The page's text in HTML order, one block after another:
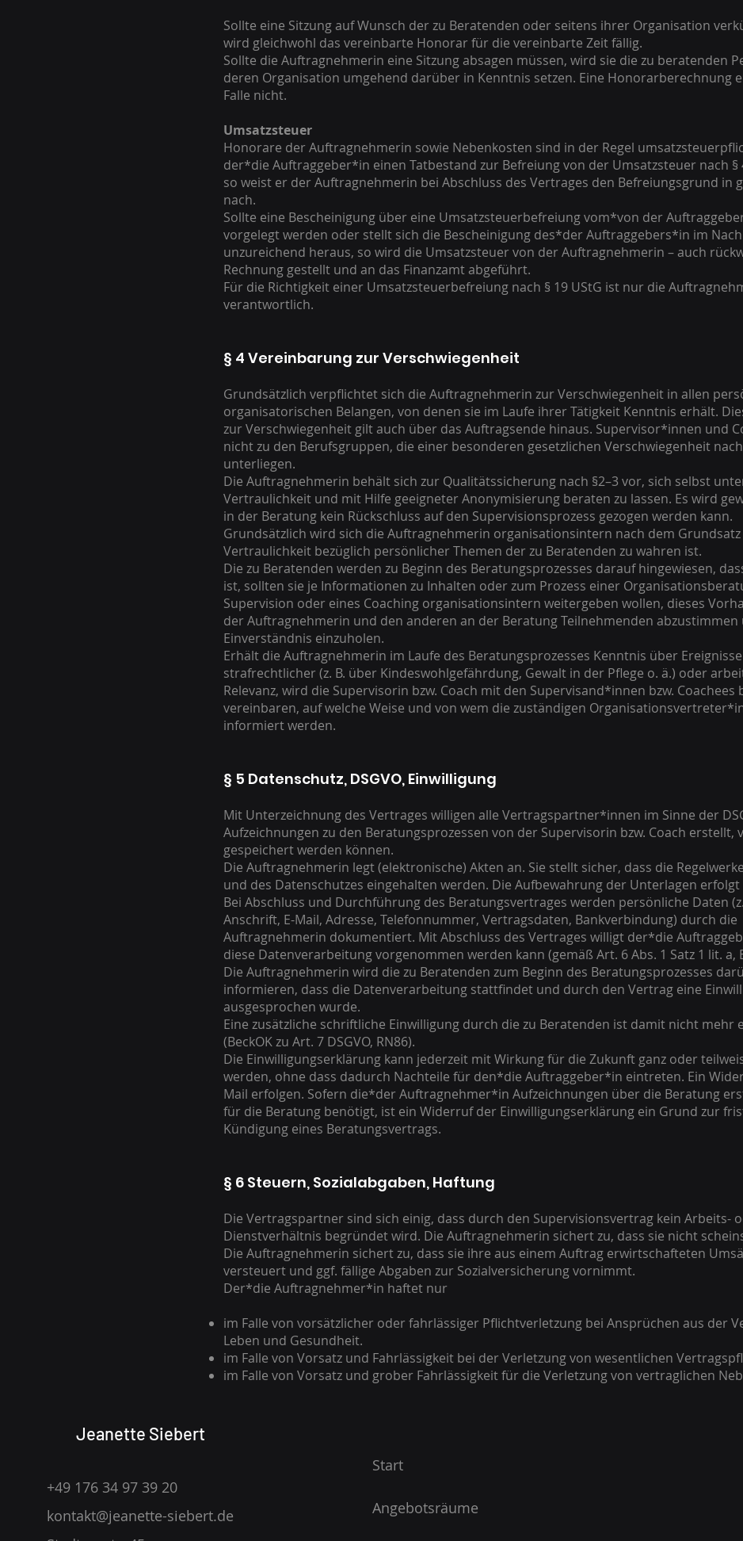
Sollte eine Sitzung auf Wunsch der zu Beratenden oder seitens ihrer Organisation
wird gleichwohl das vereinbarte Honorar für die vereinbarte Zeit fällig.
Sollte die Auftragnehmerin eine Sitzung absagen müssen, wird sie die zu beratenden
deren Organisation umgehend darüber in Kenntnis setzen. Eine Honorarberechnung
Falle nicht.
Umsatzsteuer
Honorare der Auftragnehmerin sowie Nebenkosten sind in der Regel
der*die Auftraggeber*in einen Tatbestand zur Befreiung von der Umsatzsteuer nach §
so weist er der Auftragnehmerin bei Abschluss des Vertrages den Befreiungsgrund in
nach.
Sollte eine Bescheinigung über eine Umsatzsteuerbefreiung vom*von der
vorgelegt werden oder stellt sich die Bescheinigung des*der Auftraggebers*in im
unzureichend heraus, so wird die Umsatzsteuer von der Auftragnehmerin – auch
Rechnung gestellt und an das Finanzamt abgeführt.
Für die Richtigkeit einer Umsatzsteuerbefreiung nach § 19 UStG ist nur die
verantwortlich.
§ 4 Vereinbarung zur Verschwiegenheit
Grundsätzlich verpflichtet sich die Auftragnehmerin zur Verschwiegenheit in allen
organisatorischen Belangen, von denen sie im Laufe ihrer Tätigkeit Kenntnis erhält.
zur Verschwiegenheit gilt auch über das Auftragsende hinaus. Supervisor*innen und
nicht zu den Berufsgruppen, die einer besonderen gesetzlichen Verschwiegenheit nach
unterliegen.
Die Auftragnehmerin behält sich zur Qualitätssicherung nach §2–3 vor, sich selbst
Vertraulichkeit und mit Hilfe geeigneter Anonymisierung beraten zu lassen. Es wird
in der Beratung kein Rückschluss auf den Supervisionsprozess gezogen werden kann.
Grundsätzlich wird sich die Auftragnehmerin organisationsintern nach dem
Vertraulichkeit bezüglich persönlicher Themen der zu Beratenden zu wahren ist.
Die zu Beratenden werden zu Beginn des Beratungsprozesses darauf hingewiesen,
ist, sollten sie je Informationen zu Inhalten oder zum Prozess einer
Supervision oder eines Coaching organisationsintern weitergeben wollen, dieses
der Auftragnehmerin und den anderen an der Beratung Teilnehmenden abzustimmen
Einverständnis einzuholen.
Erhält die Auftragnehmerin im Laufe des Beratungsprozesses Kenntnis über
strafrechtlicher (z. B. über Kindeswohlgefährdung, Gewalt in der Pflege o. ä.) oder
Relevanz, wird die Supervisorin bzw. Coach mit den Supervisand*innen bzw. Coachees
vereinbaren, auf welche Weise und von wem die zuständigen
informiert werden.
§ 5 Datenschutz, DSGVO, Einwilligung
Mit Unterzeichnung des Vertrages willigen alle Vertragspartner*innen im Sinne der
Aufzeichnungen zu den Beratungsprozessen von der Supervisorin bzw. Coach erstellt,
gespeichert werden können.
Die Auftragnehmerin legt (elektronische) Akten an. Sie stellt sicher, dass die
und des Datenschutzes eingehalten werden. Die Aufbewahrung der Unterlagen erfolgt
Bei Abschluss und Durchführung des Beratungsvertrages werden persönliche Daten
Anschrift, E-Mail, Adresse, Telefonnummer, Vertragsdaten, Bankverbindung) durch die
Auftragnehmerin dokumentiert. Mit Abschluss des Vertrages willigt der*die
diese Datenverarbeitung vorgenommen werden kann (gemäß Art. 6 Abs. 1 Satz 1 lit. a,
Die Auftragnehmerin wird die zu Beratenden zum Beginn des Beratungsprozesses
informieren, dass die Datenverarbeitung stattfindet und durch den Vertrag eine
ausgesprochen wurde.
Eine zusätzliche schriftliche Einwilligung durch die zu Beratenden ist damit nicht mehr
(BeckOK zu Art. 7 DSGVO, RN86).
Die Einwilligungserklärung kann jederzeit mit Wirkung für die Zukunft ganz oder
werden, ohne dass dadurch Nachteile für den*die Auftraggeber*in eintreten. Ein
Mail erfolgen. Sofern die*der Auftragnehmer*in Aufzeichnungen über die Beratung
für die Beratung benötigt, ist ein Widerruf der Einwilligungserklärung ein Grund zur
Kündigung eines Beratungsvertrags.
§ 6 Steuern, Sozialabgaben, Haftung
Die Vertragspartner sind sich einig, dass durch den Supervisionsvertrag kein Arbeits-
Dienstverhältnis begründet wird. Die Auftragnehmerin sichert zu, dass sie nicht
Die Auftragnehmerin sichert zu, dass sie ihre aus einem Auftrag erwirtschafteten
versteuert und ggf. fällige Abgaben zur Sozialversicherung vornimmt.
Der*die Auftragnehmer*in haftet nur
im Falle von vorsätzlicher oder fahrlässiger Pflichtverletzung bei Ansprüchen aus der
Leben und Gesundheit.
im Falle von Vorsatz und Fahrlässigkeit bei der Verletzung von wesentlichen
im Falle von Vorsatz und grober Fahrlässigkeit für die Verletzung von vertraglichen
Jeanette Siebert
+49 176 34 97 39 20
kontakt@jeanette-siebert.de
Start
Angebotsräume